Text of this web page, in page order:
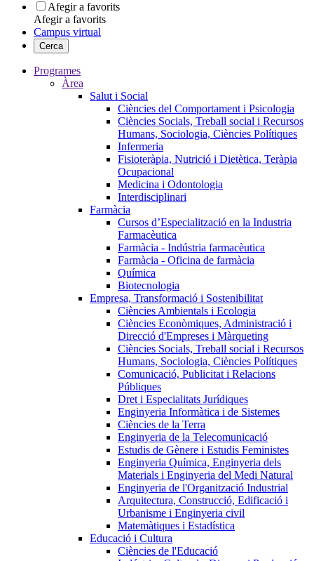
Afegir a favorits
Afegir a favorits
Campus virtual
Cerca
Programes
Àrea
Salut i Social
Ciències del Comportament i Psicologia
Ciències Socials, Treball social i Recursos
Humans, Sociologia, Ciències Polítiques
Infermeria
Fisioteràpia, Nutrició i Dietètica, Teràpia
Ocupacional
Medicina i Odontologia
Interdisciplinari
Farmàcia
Cursos d’Especialització en la Industria
Farmacèutica
Farmàcia - Indústria farmacèutica
Farmàcia - Oficina de farmàcia
Química
Biotecnologia
Empresa, Transformació i Sostenibilitat
Ciències Ambientals i Ecologia
Ciències Econòmiques, Administració i
Direcció d'Empreses i Màrqueting
Ciències Socials, Treball social i Recursos
Humans, Sociologia, Ciències Polítiques
Comunicació, Publicitat i Relacions
Públiques
Dret i Especialitats Jurídiques
Enginyeria Informàtica i de Sistemes
Ciències de la Terra
Enginyeria de la Telecomunicació
Estudis de Gènere i Estudis Feministes
Enginyeria Química, Enginyeria dels
Materials i Enginyeria del Medi Natural
Enginyeria de l'Organització Industrial
Arquitectura, Construcció, Edificació i
Urbanisme i Enginyeria civil
Matemàtiques i Estadística
Educació i Cultura
Ciències de l'Educació